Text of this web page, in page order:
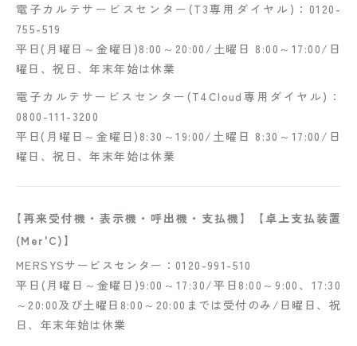
電子カルテサービスセンター(T3専用ダイヤル)：0120-
755-519
平日(月曜日～金曜日)8:00～20:00/土曜日 8:00～17:00/日
曜日、祝日、年末年始は休業
電子カルテサービスセンター(T4Cloud専用ダイヤル)：
0800-111-3200
平日(月曜日～金曜日)8:30～19:00/土曜日 8:30～17:00/日
曜日、祝日、年末年始は休業
【再来受付機・表示機・呼出機・支払機】【卓上支払装置
(Mer'C)】
MERSYSサービスセンター：0120-991-510
平日(月曜日～金曜日)9:00～17:30/平日8:00～9:00、17:30
～20:00及び土曜日8:00～20:00までは受付のみ/日曜日、祝
日、年末年始は休業